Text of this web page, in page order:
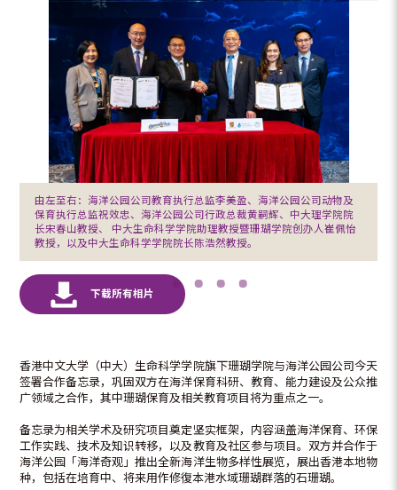
由左至右：海洋公园公司教育执行总监李美盈、海洋公园公司动物及
保育执行总监祝效忠、海洋公园公司行政总裁黄嗣辉、中大理学院院
长宋春山教授、 中大生命科学学院助理教授暨珊瑚学院创办人崔佩怡
教授，以及中大生命科学学院院长陈浩然教授。
香港中文大学（中大）生命科学学院旗下珊瑚学院与海洋公园公司今天
签署合作备忘录，巩固双方在海洋保育科研、教育、能力建设及公众推
广领域之合作，其中珊瑚保育及相关教育项目将为重点之一。
备忘录为相关学术及研究项目奠定坚实框架，内容涵盖海洋保育、环保
工作实践、技术及知识转移，以及教育及社区参与项目。双方并合作于
海洋公园「海洋奇观」推出全新海洋生物多样性展览，展出香港本地物
种，包括在培育中、将来用作修復本港水域珊瑚群落的石珊瑚。